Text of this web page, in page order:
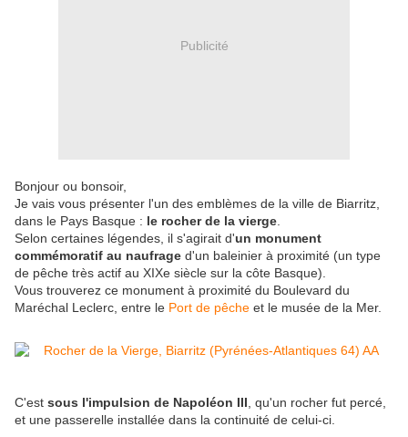
Publicité
Bonjour ou bonsoir,
Je vais vous présenter l'un des emblèmes de la ville de Biarritz,
dans le Pays Basque : le rocher de la vierge
Selon certaines légendes, il s'agirait d'un monument
commémoratif au naufrage d'un baleinier à proximité (un type
de pêche très actif au XIXe siècle sur la côte Basque).
Vous trouverez ce monument à proximité du Boulevard du
Maréchal Leclerc, entre le Port de pêche et le musée de la Mer.
C'est sous l'impulsion de Napoléon III , qu'un rocher fut percé,
et une passerelle installée dans la continuité de celui-ci.